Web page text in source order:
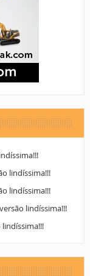
lindíssima!!!
lindíssima!!!
lindíssima!!!
lindíssima!!!